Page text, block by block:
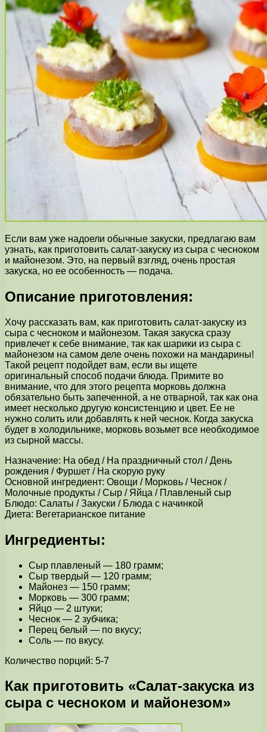
Если вам уже надоели обычные закуски, предлагаю вам
узнать, как приготовить салат-закуску из сыра с чесноком
и майонезом. Это, на первый взгляд, очень простая
закуска, но ее особенность — подача.
Описание приготовления:
Хочу рассказать вам, как приготовить салат-закуску из
сыра с чесноком и майонезом. Такая закуска сразу
привлечет к себе внимание, так как шарики из сыра с
майонезом на самом деле очень похожи на мандарины!
Такой рецепт подойдет вам, если вы ищете
оригинальный способ подачи блюда. Примите во
внимание, что для этого рецепта морковь должна
обязательно быть запеченной, а не отварной, так как она
имеет несколько другую консистенцию и цвет. Ее не
нужно солить или добавлять к ней чеснок. Когда закуска
будет в холодильнике, морковь возьмет все необходимое
из сырной массы.
Назначение: На обед / На праздничный стол / День
рождения / Фуршет / На скорую руку
Основной ингредиент: Овощи / Морковь / Чеснок /
Молочные продукты / Сыр / Яйца / Плавленый сыр
Блюдо: Салаты / Закуски / Блюда с начинкой
Диета: Вегетарианское питание
Ингредиенты:
Сыр плавленый — 180 грамм;
Сыр твердый — 120 грамм;
Майонез — 150 грамм;
Морковь — 300 грамм;
Яйцо — 2 штуки;
Чеснок — 2 зубчика;
Перец белый — по вкусу;
Соль — по вкусу.
Количество порций: 5-7
Как приготовить «Салат-закуска из
сыра с чесноком и майонезом»